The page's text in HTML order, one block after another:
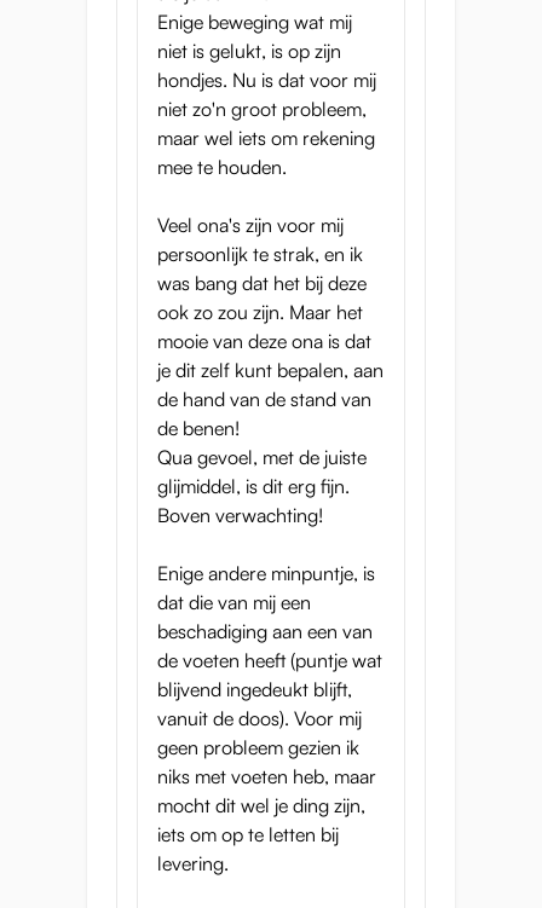
Duik in genot met Seiraku's Nakadashi Life -
een ongelooflijk, multi-positioneerbaar
seksspeeltje dat je in vervoering brengt en
terug zal komen voor meer. Met
verbazingwekkende texturen en tunnels die
speciaal zijn gemaakt om de grootste
Totale lengte: 90 cm
Binnenbeenlengte: 66 cm
Lengte voet: 18 cm
Taille omtrek: 45 cm
Heupomvang: 70 cm
Kuttunnel: 12 cm
Anustunnel: 14 cm
Gewicht: 10,55 kg
Merk: Seiraku Toys
Enige beweging wat mij
niet is gelukt, is op zijn
hondjes. Nu is dat voor mij
niet zo'n groot probleem,
maar wel iets om rekening
mee te houden.
Veel ona's zijn voor mij
persoonlijk te strak, en ik
was bang dat het bij deze
ook zo zou zijn. Maar het
mooie van deze ona is dat
je dit zelf kunt bepalen, aan
de hand van de stand van
de benen!
Qua gevoel, met de juiste
glijmiddel, is dit erg fijn.
Boven verwachting!
Enige andere minpuntje, is
dat die van mij een
beschadiging aan een van
de voeten heeft (puntje wat
blijvend ingedeukt blijft,
vanuit de doos). Voor mij
geen probleem gezien ik
niks met voeten heb, maar
mocht dit wel je ding zijn,
iets om op te letten bij
levering.